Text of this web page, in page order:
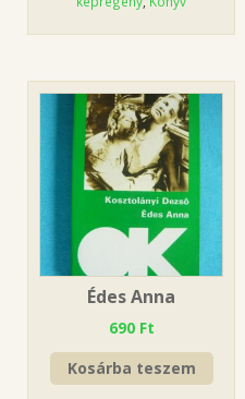
Édes Anna
690 Ft
Kosárba teszem